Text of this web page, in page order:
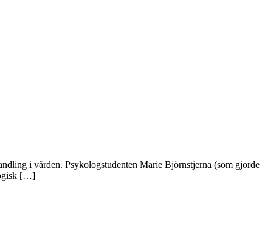
i vården. Psykologstudenten Marie Björnstjerna (som gjorde
[…]